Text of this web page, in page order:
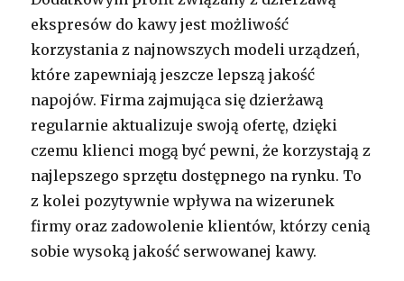
ekspresów do kawy jest możliwość
korzystania z najnowszych modeli urządzeń,
które zapewniają jeszcze lepszą jakość
napojów. Firma zajmująca się dzierżawą
regularnie aktualizuje swoją ofertę, dzięki
czemu klienci mogą być pewni, że korzystają z
najlepszego sprzętu dostępnego na rynku. To
z kolei pozytywnie wpływa na wizerunek
firmy oraz zadowolenie klientów, którzy cenią
sobie wysoką jakość serwowanej kawy.